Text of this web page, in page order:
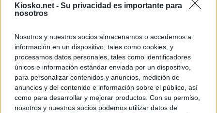
Kiosko.net - Su privacidad es importante para
nosotros
Nosotros y nuestros socios almacenamos o accedemos a
información en un dispositivo, tales como cookies, y
procesamos datos personales, tales como identificadores
únicos e información estándar enviada por un dispositivo,
para personalizar contenidos y anuncios, medición de
anuncios y del contenido e información sobre el público, así
como para desarrollar y mejorar productos. Con su permiso,
nosotros y nuestros socios podemos utilizar datos de